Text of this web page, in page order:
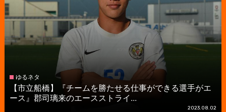
ゆるネタ
【市立船橋】『チームを勝たせる仕事ができる選手がエ
ース』郡司璃来のエースストライ...
2023.08.02